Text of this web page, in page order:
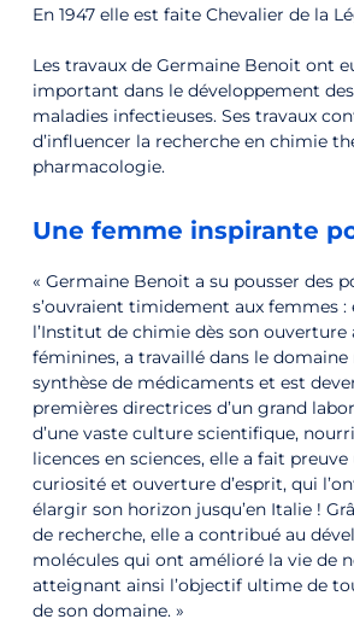
En 1947 elle est faite Chevalier de la
Les travaux de Germaine Benoit ont
important dans le développement
maladies infectieuses. Ses travaux
d’influencer la recherche en chimie
pharmacologie.
Une femme inspirante
« Germaine Benoit a su pousser des
s’ouvraient timidement aux femmes :
l’Institut de chimie dès son ouverture
féminines, a travaillé dans le domaine
synthèse de médicaments et est
premières directrices d’un grand
d’une vaste culture scientifique,
licences en sciences, elle a fait
curiosité et ouverture d’esprit, qui
élargir son horizon jusqu’en Italie !
de recherche, elle a contribué au
molécules qui ont amélioré la vie de
atteignant ainsi l’objectif ultime de
de son domaine. »